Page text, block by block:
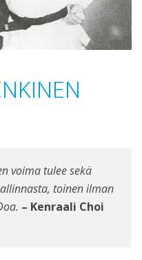
voima tulee sekä
toinen ilman
– Kenraali Choi